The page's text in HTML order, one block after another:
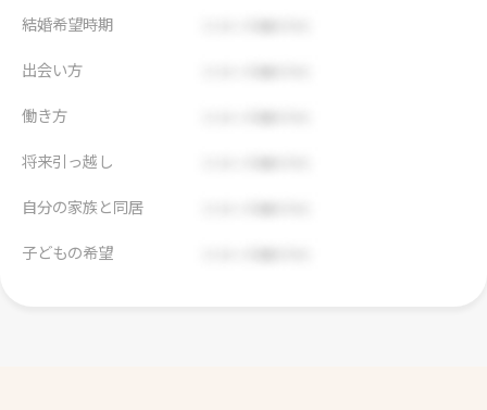
結婚希望時期
出会い方
働き方
将来引っ越し
自分の家族と同居
子どもの希望